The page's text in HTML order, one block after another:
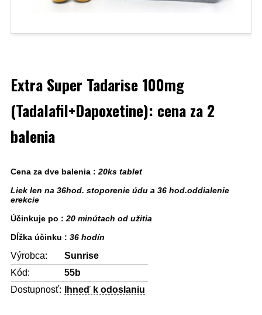
Extra Super Tadarise 100mg
(Tadalafil+Dapoxetine): cena za 2
balenia
Cena za dve balenia :20ks tablet
Liek len na 36hod. stoporenie údu a 36 hod.oddialenie
erekcie
Účinkuje po :20 minútach od užitia
Dĺžka účinku : 36 hodín
Výrobca:
Sunrise
Kód:
55b
Dostupnosť:
Ihneď k odoslaniu